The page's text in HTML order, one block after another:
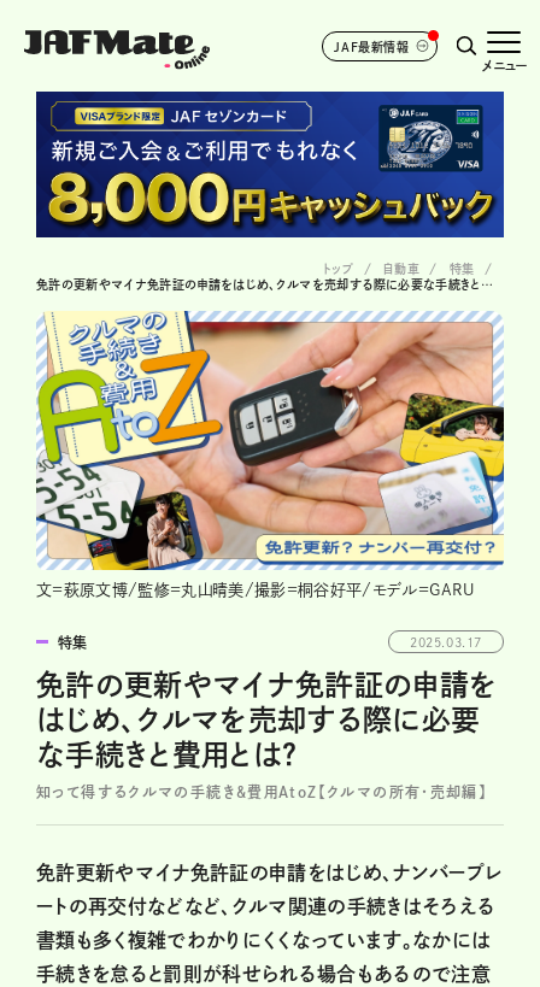
JAF最新情報
メニュー
トップ 自動車
特集
免許の更新やマイナ免許証の申請をはじめ、クルマを売却する際に必要な手続きと費用とは？
文=萩原文博/監修=丸山晴美/撮影=桐谷好平/モデル=GARU
特集 2025.03.17
免許の更新やマイナ免許証の申請を
はじめ、クルマを売却する際に必要
な手続きと費用とは？
知って得するクルマの手続き＆費用AtoZ【クルマの所有・売却編】
免許更新やマイナ免許証の申請をはじめ、ナンバープレ
ートの再交付などなど、クルマ関連の手続きはそろえる
書類も多く複雑でわかりにくくなっています。なかには
手続きを怠ると罰則が科せられる場合もあるので注意